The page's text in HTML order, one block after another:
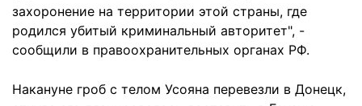
захоронение на территории этой страны, где
родился убитый криминальный авторитет", -
сообщили в правоохранительных органах РФ.
Накануне гроб с телом Усояна перевезли в Донецк,